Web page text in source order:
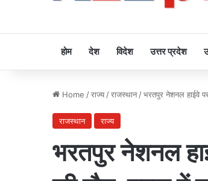
होम देश विदेश उत्तर प्रदेश
Home /राज्य /राजस्थान /भरतपुर नेशनल हाईवे
राजस्थान राज्य
भरतपुर नेशनल